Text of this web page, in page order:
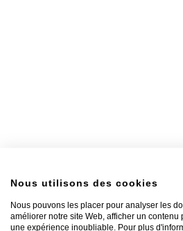
Nous utilisons des cookies
Nous pouvons les placer pour analyser les
améliorer notre site Web, afficher un contenu
une expérience inoubliable. Pour plus